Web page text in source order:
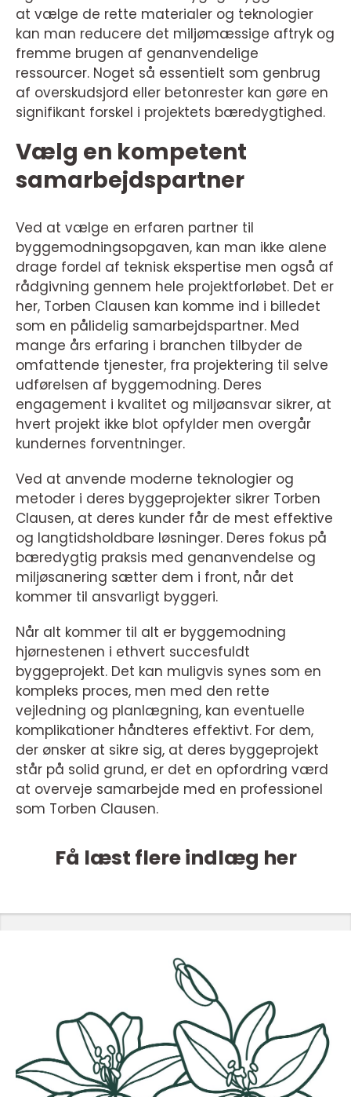
at vælge de rette materialer og teknologier
kan man reducere det miljømæssige aftryk og
fremme brugen af genanvendelige
ressourcer. Noget så essentielt som genbrug
af overskudsjord eller betonrester kan gøre en
signifikant forskel i projektets bæredygtighed.
Vælg en kompetent
samarbejdspartner
Ved at vælge en erfaren partner til
byggemodningsopgaven, kan man ikke alene
drage fordel af teknisk ekspertise men også af
rådgivning gennem hele projektforløbet. Det er
her, Torben Clausen kan komme ind i billedet
som en pålidelig samarbejdspartner. Med
mange års erfaring i branchen tilbyder de
omfattende tjenester, fra projektering til selve
udførelsen af byggemodning. Deres
engagement i kvalitet og miljøansvar sikrer, at
hvert projekt ikke blot opfylder men overgår
kundernes forventninger.
Ved at anvende moderne teknologier og
metoder i deres byggeprojekter sikrer Torben
Clausen, at deres kunder får de mest effektive
og langtidsholdbare løsninger. Deres fokus på
bæredygtig praksis med genanvendelse og
miljøsanering sætter dem i front, når det
kommer til ansvarligt byggeri.
Når alt kommer til alt er byggemodning
hjørnestenen i ethvert succesfuldt
byggeprojekt. Det kan muligvis synes som en
kompleks proces, men med den rette
vejledning og planlægning, kan eventuelle
komplikationer håndteres effektivt. For dem,
der ønsker at sikre sig, at deres byggeprojekt
står på solid grund, er det en opfordring værd
at overveje samarbejde med en professionel
som Torben Clausen.
Få læst flere indlæg her